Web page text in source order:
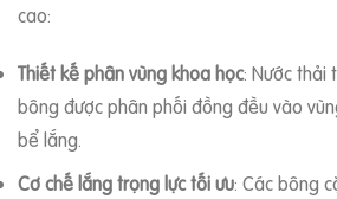
cao:
Thiết kế phân vùng khoa học: Nước thải
bông được phân phối đồng đều vào
bể lắng.
Cơ chế lắng trọng lực tối ưu: Các bông